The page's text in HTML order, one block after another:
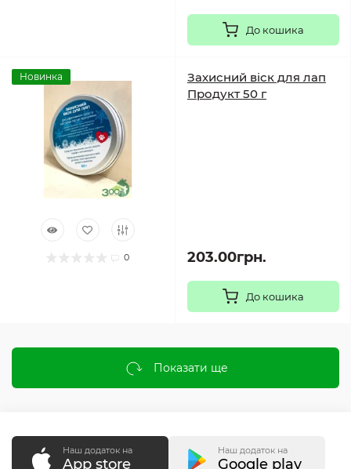
До кошика
Новинка
0
Захисний віск для лап
Продукт 50 г
203.00грн.
До кошика
Показати ще
Наш додаток на
App store
Наш додаток на
Google play